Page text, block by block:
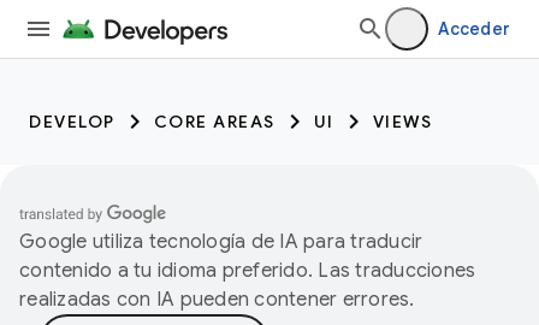
Acceder
DEVELOP CORE AREAS UI VIEWS
Google utiliza tecnología de IA para traducir
contenido a tu idioma preferido. Las traducciones
realizadas con IA pueden contener errores.